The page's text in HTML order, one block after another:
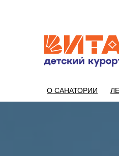
О САНАТОРИИ